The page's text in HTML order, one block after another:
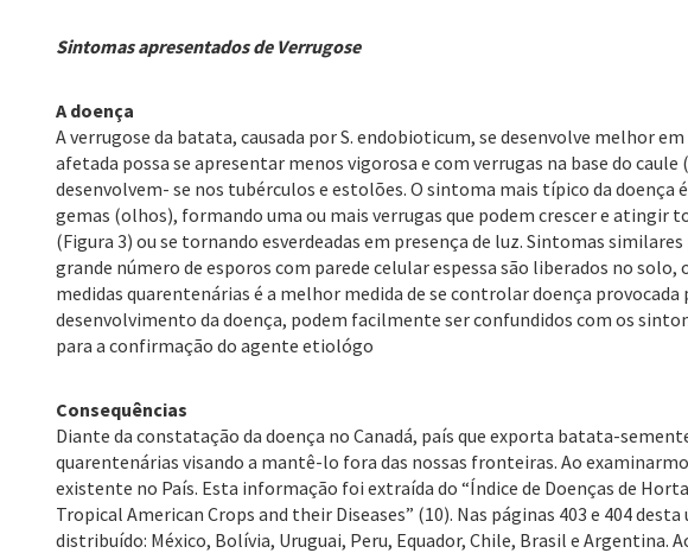
Sintomas apresentados de Verrugose
A doença
A verrugose da batata, causada por S. endobioticum, se desenvolve melhor
afetada possa se apresentar menos vigorosa e com verrugas na base do
desenvolvem- se nos tubérculos e estolões. O sintoma mais típico da
gemas (olhos), formando uma ou mais verrugas que podem crescer e
(Figura 3) ou se tornando esverdeadas em presença de luz. Sintomas
grande número de esporos com parede celular espessa são liberados no
medidas quarentenárias é a melhor medida de se controlar doença
desenvolvimento da doença, podem facilmente ser confundidos com os
para a confirmação do agente etiológo
Consequências
Diante da constatação da doença no Canadá, país que exporta batata-
quarentenárias visando a mantê-lo fora das nossas fronteiras. Ao
existente no País. Esta informação foi extraída do “Índice de Doenças de
Tropical American Crops and their Diseases” (10). Nas páginas 403 e 404
distribuído: México, Bolívia, Uruguai, Peru, Equador, Chile, Brasil e